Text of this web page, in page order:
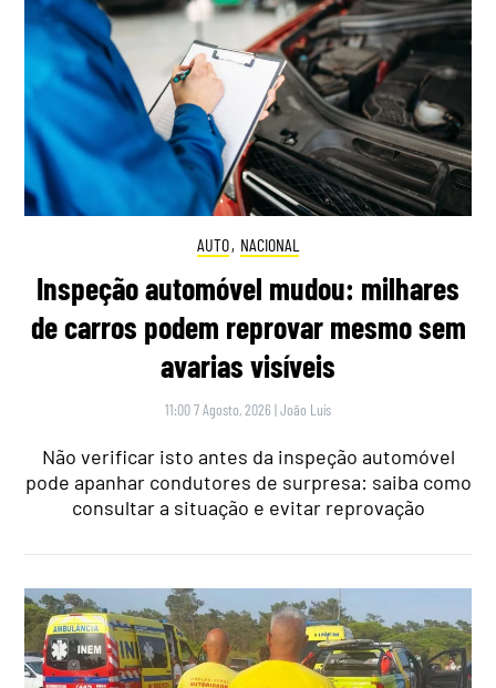
AUTO, NACIONAL
Inspeção automóvel mudou: milhares
de carros podem reprovar mesmo sem
avarias visíveis
11:00 7 Agosto, 2026 |João Luís
Não verificar isto antes da inspeção automóvel
pode apanhar condutores de surpresa: saiba como
consultar a situação e evitar reprovação